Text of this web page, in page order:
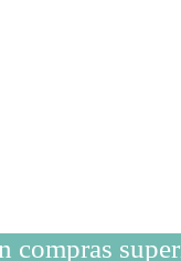
compras